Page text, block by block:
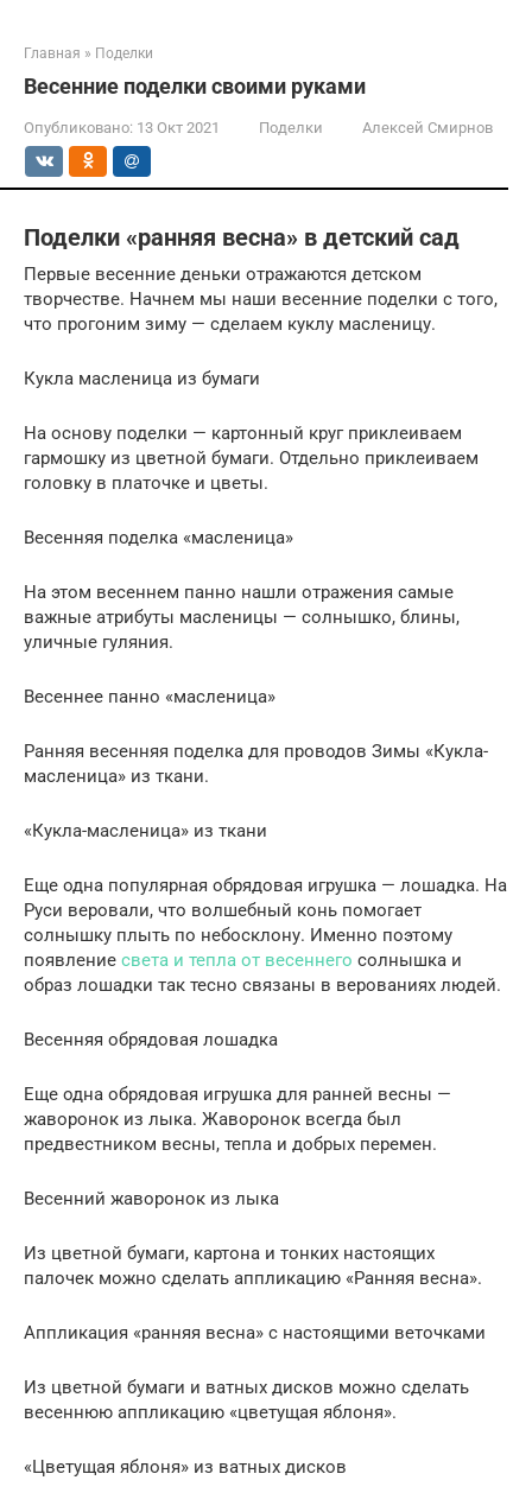
Главная » Поделки
Весенние поделки своими руками
Опубликовано: 13 Окт 2021 Поделки Алексей Смирнов
Поделки «ранняя весна» в детский сад
Первые весенние деньки отражаются детском
творчестве. Начнем мы наши весенние поделки с того,
что прогоним зиму — сделаем куклу масленицу.
Кукла масленица из бумаги
На основу поделки — картонный круг приклеиваем
гармошку из цветной бумаги. Отдельно приклеиваем
головку в платочке и цветы.
Весенняя поделка «масленица»
На этом весеннем панно нашли отражения самые
важные атрибуты масленицы — солнышко, блины,
уличные гуляния.
Весеннее панно «масленица»
Ранняя весенняя поделка для проводов Зимы «Кукла-
масленица» из ткани.
«Кукла-масленица» из ткани
Еще одна популярная обрядовая игрушка — лошадка. На
Руси веровали, что волшебный конь помогает
солнышку плыть по небосклону. Именно поэтому
появление света и тепла от весеннего солнышка и
образ лошадки так тесно связаны в верованиях людей.
Весенняя обрядовая лошадка
Еще одна обрядовая игрушка для ранней весны —
жаворонок из лыка. Жаворонок всегда был
предвестником весны, тепла и добрых перемен.
Весенний жаворонок из лыка
Из цветной бумаги, картона и тонких настоящих
палочек можно сделать аппликацию «Ранняя весна».
Аппликация «ранняя весна» с настоящими веточками
Из цветной бумаги и ватных дисков можно сделать
весеннюю аппликацию «цветущая яблоня».
«Цветущая яблоня» из ватных дисков